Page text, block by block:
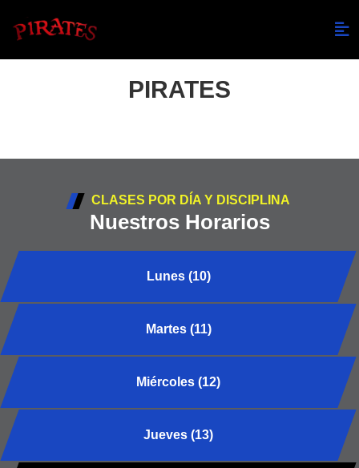
PIRATES
CLASES POR DÍA Y DISCIPLINA
Nuestros Horarios
Lunes (10)
Martes (11)
Miércoles (12)
Jueves (13)